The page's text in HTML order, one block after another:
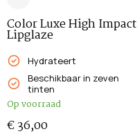
Color Luxe High Impact
Lipglaze
Hydrateert
Beschikbaar in zeven
tinten
Op voorraad
€36,00